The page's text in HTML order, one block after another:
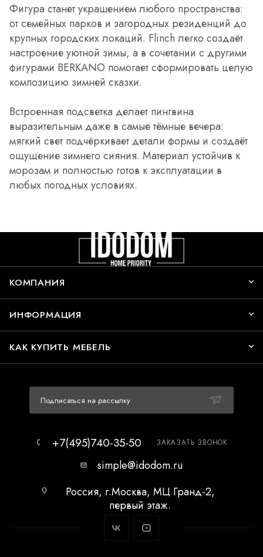
Фигура станет украшением любого пространства:
от семейных парков и загородных резиденций до
крупных городских локаций. Flinch легко создаёт
настроение уютной зимы, а в сочетании с другими
фигурами BERKANO помогает сформировать целую
композицию зимней сказки.
Встроенная подсветка делает пингвина
выразительным даже в самые тёмные вечера:
мягкий свет подчёркивает детали формы и создаёт
ощущение зимнего сияния. Материал устойчив к
морозам и полностью готов к эксплуатации в
любых погодных условиях.
КОМПАНИЯ
ИНФОРМАЦИЯ
КАК КУПИТЬ МЕБЕЛЬ
Подписаться на рассылку
+7(495)740-35-50 ЗАКАЗАТЬ ЗВОНОК
simple@idodom.ru
Россия, г.Москва, МЦ Гранд-2,
первый этаж.